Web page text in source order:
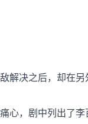
解决之后，却在另
心，剧中列出了李